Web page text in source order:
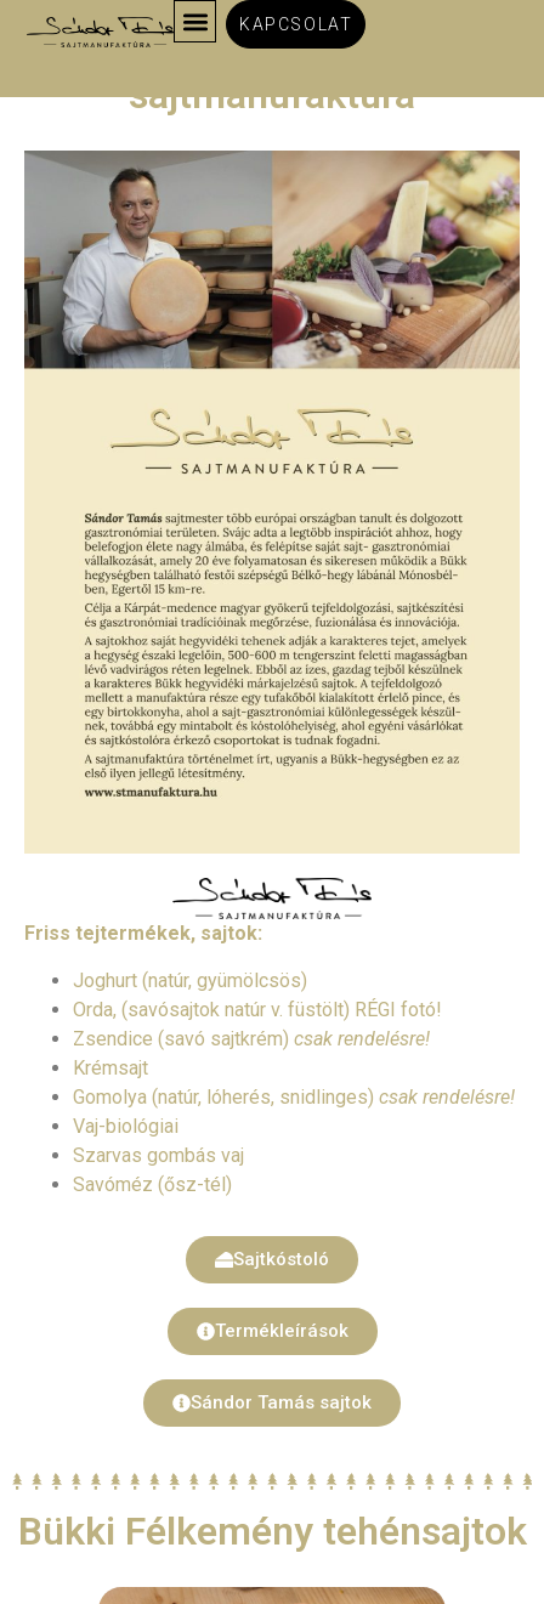
KAPCSOLAT
Sándor Tamás
sajtmanufaktúra
Friss tejtermékek, sajtok:
Joghurt (natúr, gyümölcsös)
Orda, (savósajtok natúr v. füstölt) RÉGI fotó!
Zsendice (savó sajtkrém) csak rendelésre!
Krémsajt
Gomolya (natúr, lóherés, snidlinges) csak rendelésre!
Vaj-biológiai
Szarvas gombás vaj
Savóméz (ősz-tél)
Sajtkóstoló
Termékleírások
Sándor Tamás sajtok
Bükki Félkemény tehénsajtok